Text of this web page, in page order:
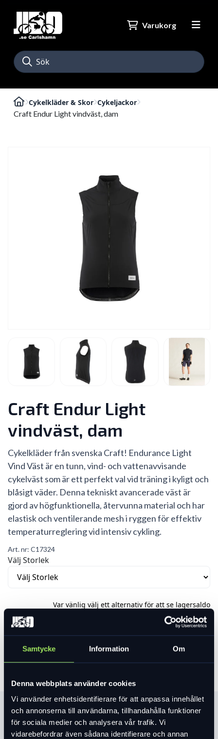
Samtycke Information Om
Denna webbplats använder cookies
Vi använder enhetsidentifierare för att anpassa innehållet
och annonserna till användarna, tillhandahålla funktioner
för sociala medier och analysera vår trafik. Vi
vidarebefordrar även sådana identifierare och annan
Varukorg
Cykelkläder & Skor Cykeljackor
Craft Endur Light vindväst, dam
Craft Endur Light
vindväst, dam
Cykelkläder från svenska Craft! Endurance Light
Vind Väst är en tunn, vind- och vattenavvisande
cykelväst som är ett perfekt val vid träning i kyligt och
blåsigt väder. Denna tekniskt avancerade väst är
gjord av högfunktionella, återvunna material och har
elastisk och ventilerande mesh i ryggen för effektiv
temperaturreglering vid intensiv cykling.
Art. nr: C17324
Välj Storlek
Var vänlig välj ett alternativ för att se lagersaldo
699 kr
Lägg i varukorg
Produktinformation
Elastisk resår med silikongripper nedtill håller västen på plats